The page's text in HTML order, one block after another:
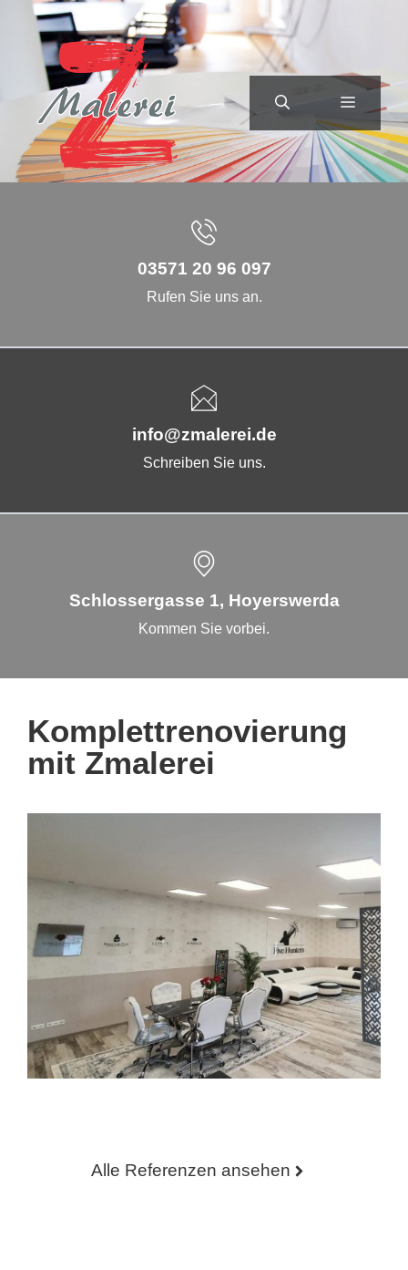
Zum
Inhalt
springen
MENÜ
03571 20 96 097
Rufen Sie uns an.
info@zmalerei.de
Schreiben Sie uns.
Schlossergasse 1, Hoyerswerda
Kommen Sie vorbei.
Komplettrenovierung
mit Zmalerei
Alle Referenzen ansehen